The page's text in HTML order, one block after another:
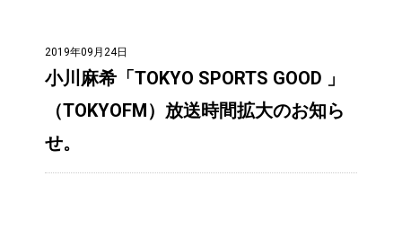
2019年09月24日
小川麻希「TOKYO SPORTS GOOD 」
（TOKYOFM）放送時間拡大のお知ら
せ。